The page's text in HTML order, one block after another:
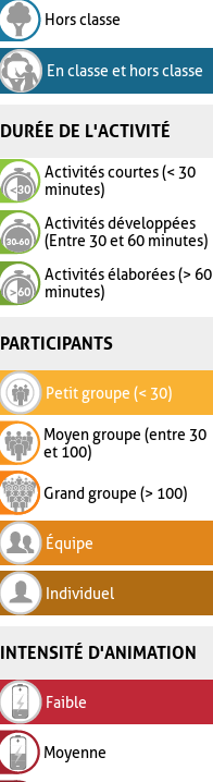
Hors classe
En classe et hors classe
DURÉE DE L'ACTIVITÉ
Activités courtes (< 30
minutes)
Activités développées
(Entre 30 et 60 minutes)
Activités élaborées (> 60
minutes)
PARTICIPANTS
Petit groupe (< 30)
Moyen groupe (entre 30
et 100)
Grand groupe (> 100)
Équipe
Individuel
INTENSITÉ D'ANIMATION
Faible
Moyenne